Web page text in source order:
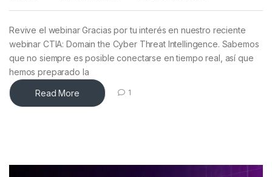
Revive el webinar Gracias por tu interés en nuestro reciente
webinar CTIA: Domain the Cyber Threat Intellingence. Sabemos
que no siempre es posible conectarse en tiempo real, así que
hemos preparado la
Read More 1